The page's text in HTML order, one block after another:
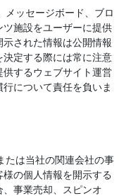
メッセージボード、ブロ
施設をユーザーに提供
された情報は公開情報
定する際には常に注意
するウェブサイト運営
について責任を負いま
たは当社の関連会社の事
の個人情報を開示する
事業売却、スピンオ